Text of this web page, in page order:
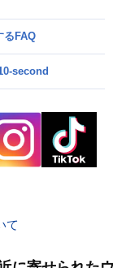
るFAQ
second
て